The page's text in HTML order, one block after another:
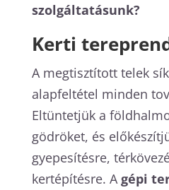
szolgáltatásunk?
Kerti
A megtisztított telek
alapfeltétel minden
Eltüntetjük a
gödröket, és
gyepesítésre,
kertépítésre. Agépi